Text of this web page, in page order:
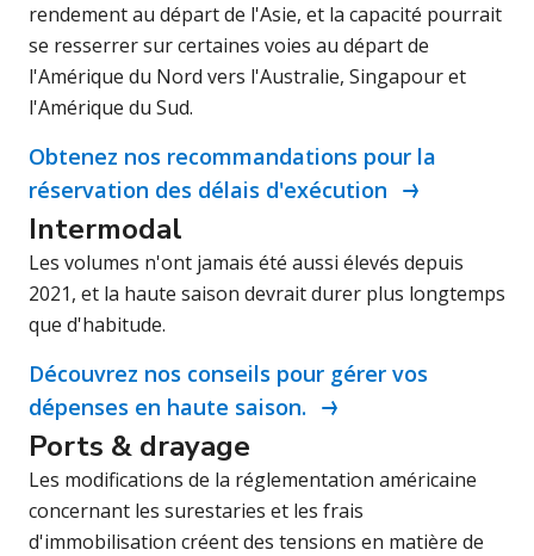
rendement au départ de l'Asie, et la capacité pourrait
se resserrer sur certaines voies au départ de
l'Amérique du Nord vers l'Australie, Singapour et
l'Amérique du Sud.
Obtenez nos recommandations pour la
réservation des délais d'exécution
Intermodal
Les volumes n'ont jamais été aussi élevés depuis
2021, et la haute saison devrait durer plus longtemps
que d'habitude.
Découvrez nos conseils pour gérer vos
dépenses en haute saison.
Ports & drayage
Les modifications de la réglementation américaine
concernant les surestaries et les frais
d'immobilisation créent des tensions en matière de